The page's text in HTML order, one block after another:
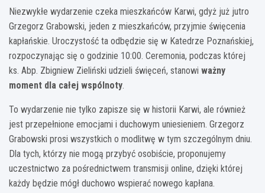
Niezwykłe wydarzenie czeka mieszkańców Karwi, gdyż już jutro
Grzegorz Grabowski, jeden z mieszkańców, przyjmie święcenia
kapłańskie. Uroczystość ta odbędzie się w Katedrze Poznańskiej,
rozpoczynając się o godzinie 10:00. Ceremonia, podczas której
ks. Abp. Zbigniew Zieliński udzieli święceń, stanowi ważny
moment dla całej wspólnoty.
To wydarzenie nie tylko zapisze się w historii Karwi, ale również
jest przepełnione emocjami i duchowym uniesieniem. Grzegorz
Grabowski prosi wszystkich o modlitwę w tym szczególnym dniu.
Dla tych, którzy nie mogą przybyć osobiście, proponujemy
uczestnictwo za pośrednictwem transmisji online, dzięki której
każdy będzie mógł duchowo wspierać nowego kapłana.